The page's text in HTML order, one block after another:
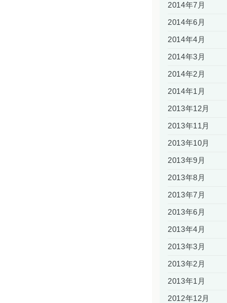
2014年7月
2014年6月
2014年4月
2014年3月
2014年2月
2014年1月
2013年12月
2013年11月
2013年10月
2013年9月
2013年8月
2013年7月
2013年6月
2013年4月
2013年3月
2013年2月
2013年1月
2012年12月